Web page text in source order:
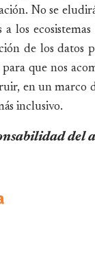
No se
los
de los datos
que nos
en un marco
inclusivo.
del